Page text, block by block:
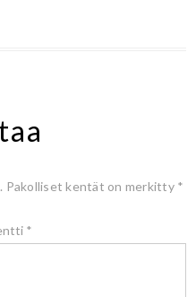
Pakolliset kentät on merkitty *
*